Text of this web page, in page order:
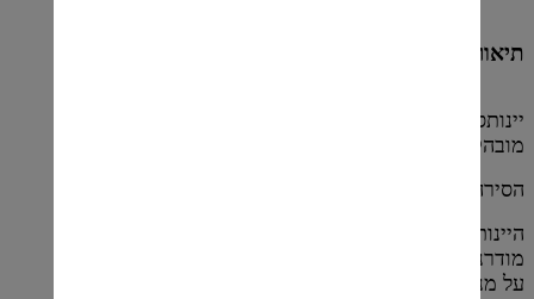
תיאור
יינותסדרת קאלווה מעניקים ביטוי זני
מובהק וקל לשתייה.
הסירה
היינותבסדרה מיוצרים בטכניקות
מודרניות, במכלי אל חלד וללא מגע עם עץ
על מנת לשמר אתתכונות הפרי.